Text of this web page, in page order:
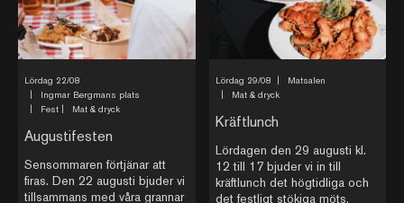
Lördag 22/08
Ingmar Bergmans plats
Fest Mat & dryck
Augustifesten
Sensommaren förtjänar att
firas. Den 22 augusti bjuder vi
tillsammans med våra grannar
Lördag 29/08
Matsalen
Mat & dryck
Kräftlunch
Lördagen den 29 augusti kl.
12 till 17 bjuder vi in till
kräftlunch det högtidliga och
det festligt stökiga möts.